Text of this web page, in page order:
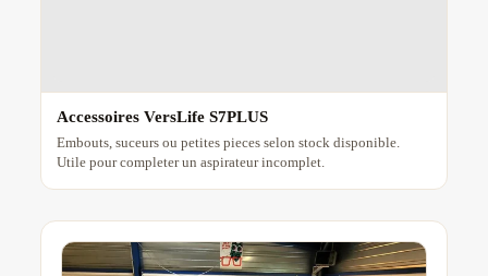
Accessoires VersLife S7PLUS
Embouts, suceurs ou petites pieces selon stock disponible.
Utile pour completer un aspirateur incomplet.